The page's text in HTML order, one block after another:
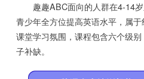
趣趣ABC面向的人群在4-14岁
青少年全方位提高英语水平，属
课堂学习氛围，课程包含六个级
子补缺。